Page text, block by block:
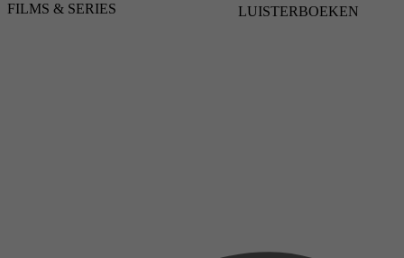
FILMS & SERIES LUISTERBOEKEN